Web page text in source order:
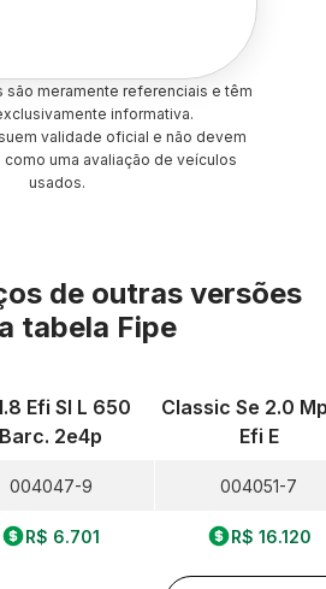
são meramente referenciais e têm
informativa.
validade oficial e não devem
uma avaliação de veículos
usados.
de outras versões
tabela Fipe
Efi Sl L 650
Barc. 2e4p
004047-9
R$ 6.701
Classic Se 2.0
Efi E
004051-7
R$ 16.120